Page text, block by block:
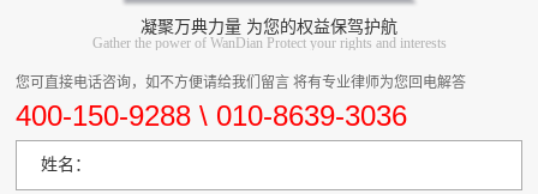
凝聚万典力量 为您的权益保驾护航
Gather the power of WanDian Protect your rights and interests
您可直接电话咨询，如不方便请给我们留言 将有专业律师为您回电解答
400-150-9288 \ 010-8639-3036
姓名：